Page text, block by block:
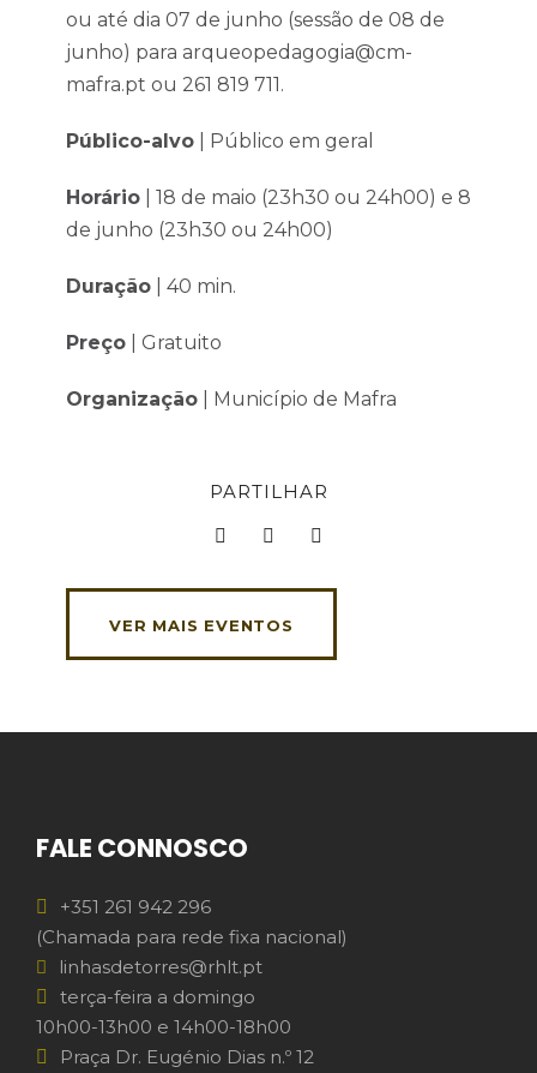
ou até dia 07 de junho (sessão de 08 de
junho) para arqueopedagogia@cm-
mafra.pt ou 261 819 711.
Público-alvo | Público em geral
Horário | 18 de maio (23h30 ou 24h00) e 8
de junho (23h30 ou 24h00)
Duração | 40 min.
Preço | Gratuito
Organização | Município de Mafra
PARTILHAR
VER MAIS EVENTOS
FALE CONNOSCO
+351 261 942 296
(Chamada para rede fixa nacional)
linhasdetorres@rhlt.pt
terça-feira a domingo
10h00-13h00 e 14h00-18h00
Praça Dr. Eugénio Dias n.º 12